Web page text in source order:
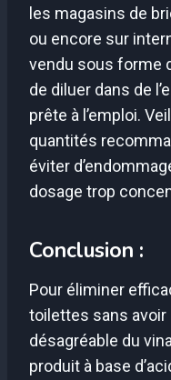
les magasins de
ou encore sur
vendu sous forme
de diluer dans de
prête à l’emploi.
quantités
éviter
dosage trop
Conclusion :
Pour éliminer
toilettes sans avoir
désagréable du
produit à base